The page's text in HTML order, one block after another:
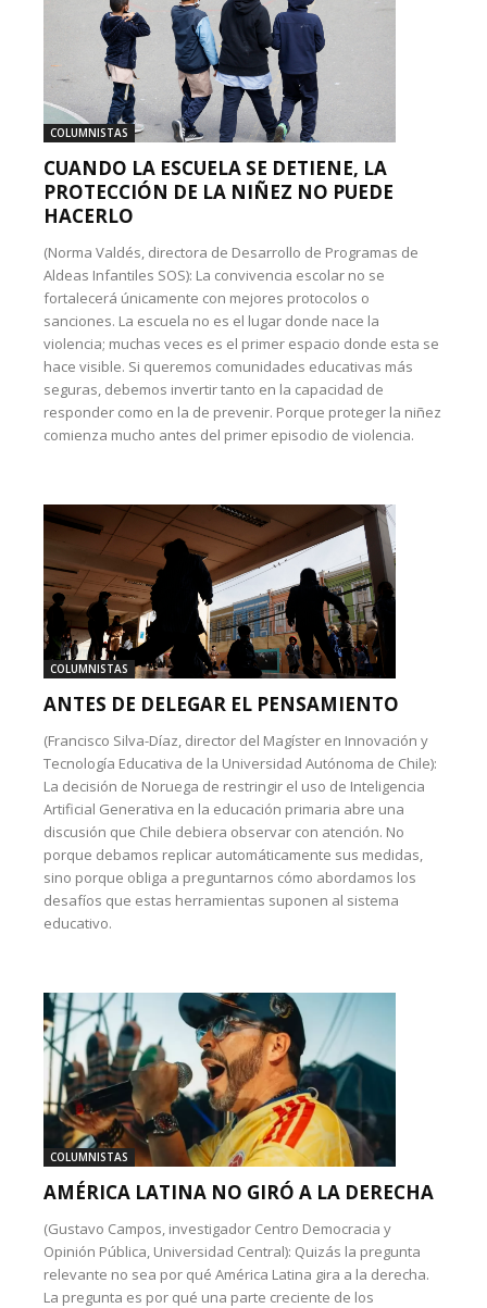
COLUMNISTAS
CUANDO LA ESCUELA SE DETIENE, LA
PROTECCIÓN DE LA NIÑEZ NO PUEDE
HACERLO
(Norma Valdés, directora de Desarrollo de Programas de
Aldeas Infantiles SOS): La convivencia escolar no se
fortalecerá únicamente con mejores protocolos o
sanciones. La escuela no es el lugar donde nace la
violencia; muchas veces es el primer espacio donde esta se
hace visible. Si queremos comunidades educativas más
seguras, debemos invertir tanto en la capacidad de
responder como en la de prevenir. Porque proteger la niñez
comienza mucho antes del primer episodio de violencia.
COLUMNISTAS
ANTES DE DELEGAR EL PENSAMIENTO
(Francisco Silva-Díaz, director del Magíster en Innovación y
Tecnología Educativa de la Universidad Autónoma de Chile):
La decisión de Noruega de restringir el uso de Inteligencia
Artificial Generativa en la educación primaria abre una
discusión que Chile debiera observar con atención. No
porque debamos replicar automáticamente sus medidas,
sino porque obliga a preguntarnos cómo abordamos los
desafíos que estas herramientas suponen al sistema
educativo.
COLUMNISTAS
AMÉRICA LATINA NO GIRÓ A LA DERECHA
(Gustavo Campos, investigador Centro Democracia y
Opinión Pública, Universidad Central): Quizás la pregunta
relevante no sea por qué América Latina gira a la derecha.
La pregunta es por qué una parte creciente de los